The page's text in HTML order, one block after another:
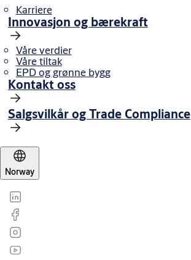
Karriere
Innovasjon og bærekraft
Våre verdier
Våre tiltak
EPD og grønne bygg
Kontakt oss
Salgsvilkår og Trade Compliance
Norway